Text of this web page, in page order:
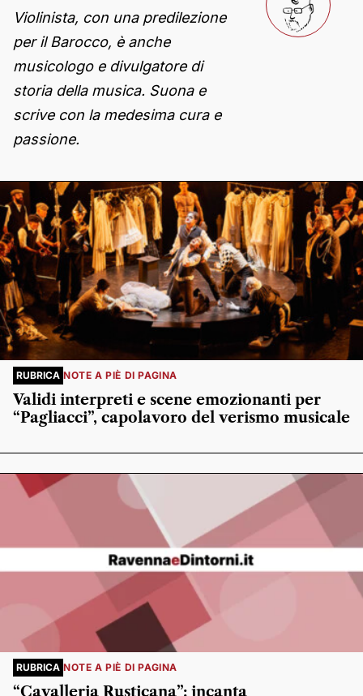
Violinista, con una predilezione
per il Barocco, è anche
musicologo e divulgatore di
storia della musica. Suona e
scrive con la medesima cura e
passione.
RUBRICA NOTE A PIÈ DI PAGINA
Validi interpreti e scene emozionanti per
“Pagliacci”, capolavoro del verismo musicale
RUBRICA NOTE A PIÈ DI PAGINA
“Cavalleria Rusticana”: incanta